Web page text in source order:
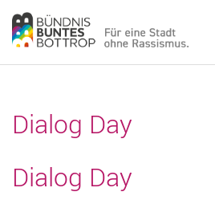
Dialog Day
Dialog Day